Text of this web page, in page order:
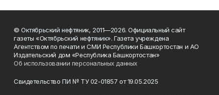
© Октябрьский нефтяник, 2011—2026. Официальный сайт
газеты «Октябрьский нефтяник». Газета учреждена
Агентством по печати и СМИ Республики Башкортостан и АО
Издательский дом «Республика Башкортостан»
Об использовании персональных данных
Свидетельство ПИ № ТУ 02-01857 от 19.05.2025